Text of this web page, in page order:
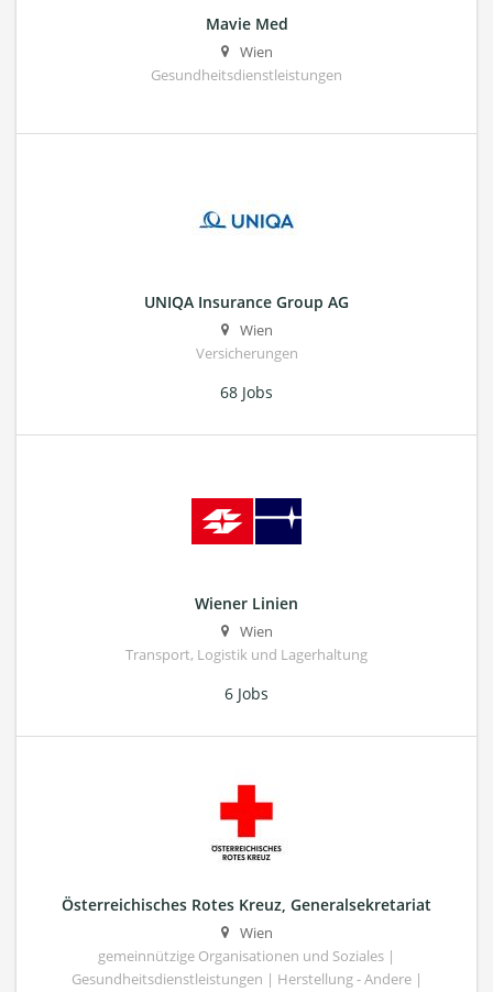
Mavie Med
Wien
Gesundheitsdienstleistungen
UNIQA Insurance Group AG
Wien
Versicherungen
68 Jobs
Wiener Linien
Wien
Transport, Logistik und Lagerhaltung
6 Jobs
Österreichisches Rotes Kreuz, Generalsekretariat
Wien
gemeinnützige Organisationen und Soziales |
Gesundheitsdienstleistungen | Herstellung - Andere |